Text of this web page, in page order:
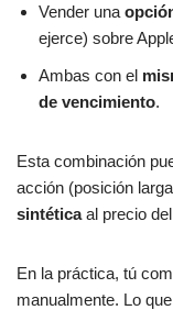
Vender una
ejerce) sobre
Ambas con el
de vencimiento.
Esta combinación
acción (posición
sintéticaal precio
En la práctica, tú
manualmente. Lo